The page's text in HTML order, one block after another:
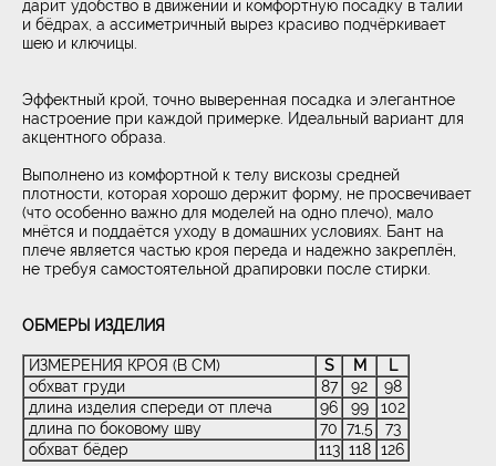
дарит удобство в движении и комфортную посадку в талии
и бёдрах, а ассиметричный вырез красиво подчёркивает
шею и ключицы.
Эффектный крой, точно выверенная посадка и элегантное
настроение при каждой примерке. Идеальный вариант для
акцентного образа.
Выполнено из комфортной к телу вискозы средней
плотности, которая хорошо держит форму, не просвечивает
(что особенно важно для моделей на одно плечо), мало
мнётся и поддаётся уходу в домашних условиях. Бант на
плече является частью кроя переда и надежно закреплён,
не требуя самостоятельной драпировки после стирки.
ОБМЕРЫ ИЗДЕЛИЯ
ИЗМЕРЕНИЯ КРОЯ (В СМ) S M
L
обхват груди
87 92
98
длина изделия спереди от плеча
96 99
102
длина по боковому шву
70 71,5
73
обхват бёдер
113 118 126